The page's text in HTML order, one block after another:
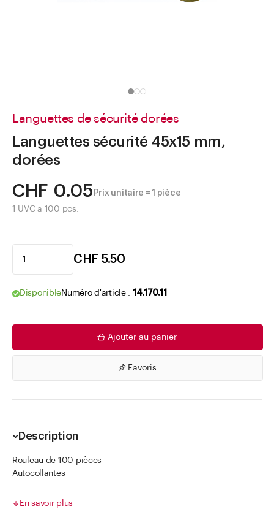
Languettes de sécurité dorées
Languettes sécurité 45x15 mm,
dorées
CHF 0.05 Prix unitaire = 1 pièce
1 UVC a 100 pcs.
CHF 5.50
DisponibleNuméro d'article . 14.170.11
Ajouter au panier
Favoris
Description
Rouleau de 100 pièces
Autocollantes
pièces :
En savoir plus